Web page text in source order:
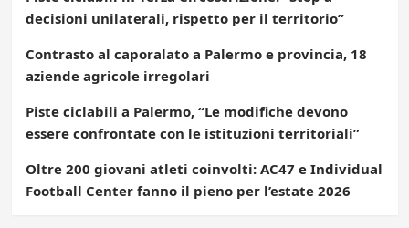
decisioni unilaterali, rispetto per il territorio”
Contrasto al caporalato a Palermo e provincia, 18
aziende agricole irregolari
Piste ciclabili a Palermo, “Le modifiche devono
essere confrontate con le istituzioni territoriali”
Oltre 200 giovani atleti coinvolti: AC47 e Individual
Football Center fanno il pieno per l’estate 2026